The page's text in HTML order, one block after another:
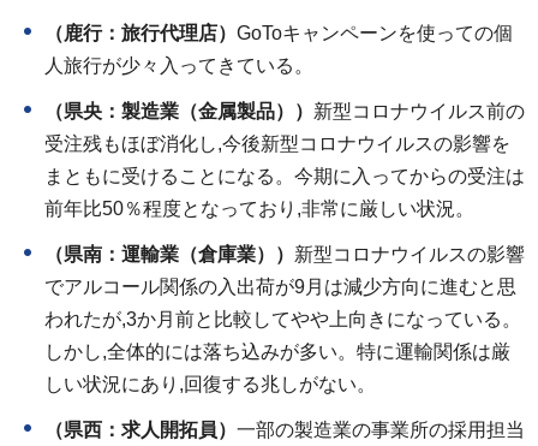
（鹿行：旅行代理店） GoToキャンペーンを使っての個
人旅行が少々入ってきている。
（県央：製造業（金属製品）） 新型コロナウイルス前の
受注残もほぼ消化し,今後新型コロナウイルスの影響を
まともに受けることになる。今期に入ってからの受注は
前年比50％程度となっており,非常に厳しい状況。
（県南：運輸業（倉庫業）） 新型コロナウイルスの影響
でアルコール関係の入出荷が9月は減少方向に進むと思
われたが,3か月前と比較してやや上向きになっている。
しかし,全体的には落ち込みが多い。特に運輸関係は厳
しい状況にあり,回復する兆しがない。
（県西：求人開拓員） 一部の製造業の事業所の採用担当